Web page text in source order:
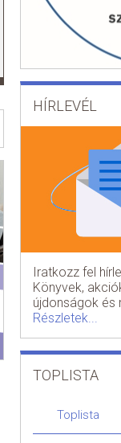
HÍRLEVÉL
Iratkozz fel
Könyvek,
újdonságok és
Részletek...
TOPLISTA
Toplista